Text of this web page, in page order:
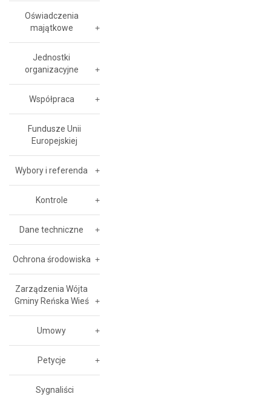
Oświadczenia
majątkowe
Jednostki
organizacyjne
Współpraca
Fundusze Unii
Europejskiej
Wybory i referenda
Kontrole
Dane techniczne
Ochrona środowiska
Zarządzenia Wójta
Gminy Reńska Wieś
Umowy
Petycje
Sygnaliści